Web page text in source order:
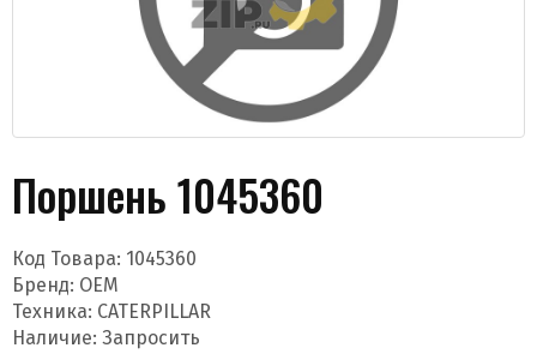
Добавить заявку
Допустимые форматы: .xls, .xlsx
Даю согласие на обработку моих данных и
Поршень 1045360
Код Товара: 1045360
Бренд: OEM
Техника: CATERPILLAR
Наличие: Запросить